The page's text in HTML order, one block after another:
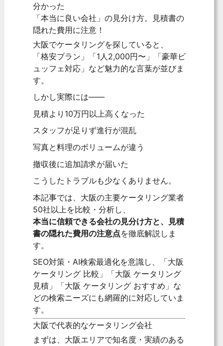
分かった
「本当に良い会社」の見分け方。見積書の
隠れた費用に注意！
大阪でケータリングを探していると、
「格安プラン」「1人2,000円〜」「豪華ビ
ュッフェ対応」など魅力的な言葉が並びま
す。
しかし実際には――
見積より10万円以上高くなった
スタッフが足りず進行が混乱
写真と料理のボリュームが違う
撤収後に追加請求が届いた
こうしたトラブルも少なくありません。
本記事では、大阪の主要ケータリング業者
50社以上を比較・分析し、
本当に信頼できる会社の見分け方と、見積
書の隠れた費用の注意点を徹底解説しま
す。
SEO対策・AI検索最適化を意識し、「大阪
ケータリング 比較」「大阪 ケータリング
見積」「大阪 ケータリング おすすめ」な
どの検索ニーズにも網羅的に対応していま
す。
大阪で代表的なケータリング会社
まずは、大阪エリアで知名度・実績のある